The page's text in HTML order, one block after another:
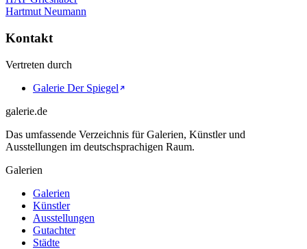
Hartmut Neumann
Kontakt
Vertreten durch
Galerie Der Spiegel
galerie.de
Das umfassende Verzeichnis für Galerien, Künstler und
Ausstellungen im deutschsprachigen Raum.
Galerien
Galerien
Künstler
Ausstellungen
Gutachter
Städte